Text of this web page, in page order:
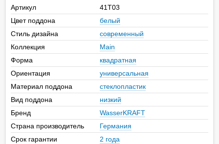
Артикул
41T03
Цвет поддона
белый
Стиль дизайна
современный
Коллекция
Main
Форма
квадратная
Ориентация
универсальная
Материал поддона
стеклопластик
Вид поддона
низкий
Бренд
WasserKRAFT
Страна производитель
Германия
Срок гарантии
2 года